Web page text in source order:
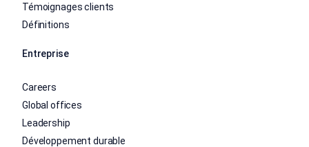
Témoignages clients
Définitions
Entreprise
Careers
Global offices
Leadership
Développement durable